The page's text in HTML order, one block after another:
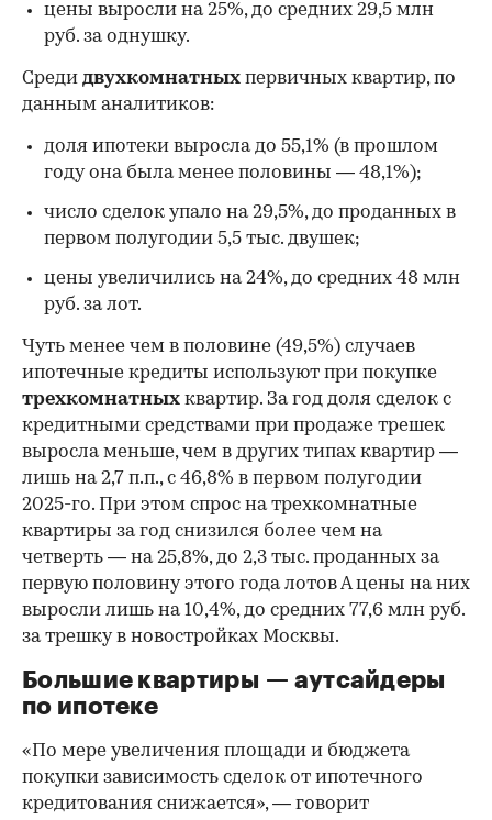
цены выросли на 25%, до средних 29,5 млн
руб. за однушку.
Среди двухкомнатных первичных квартир, по
данным аналитиков:
доля ипотеки выросла до 55,1% (в прошлом
году она была менее половины — 48,1%);
число сделок упало на 29,5%, до проданных в
первом полугодии 5,5 тыс. двушек;
цены увеличились на 24%, до средних 48 млн
руб. за лот.
Чуть менее чем в половине (49,5%) случаев
ипотечные кредиты используют при покупке
трехкомнатных квартир. За год доля сделок с
кредитными средствами при продаже трешек
выросла меньше, чем в других типах квартир —
лишь на 2,7 п.п., с 46,8% в первом полугодии
2025-го. При этом спрос на трехкомнатные
квартиры за год снизился более чем на
четверть — на 25,8%, до 2,3 тыс. проданных за
первую половину этого года лотов А цены на них
выросли лишь на 10,4%, до средних 77,6 млн руб.
за трешку в новостройках Москвы.
Большие квартиры — аутсайдеры
по ипотеке
«По мере увеличения площади и бюджета
покупки зависимость сделок от ипотечного
кредитования снижается», — говорит